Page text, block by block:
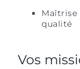
Maîtrise
qualité
Vos